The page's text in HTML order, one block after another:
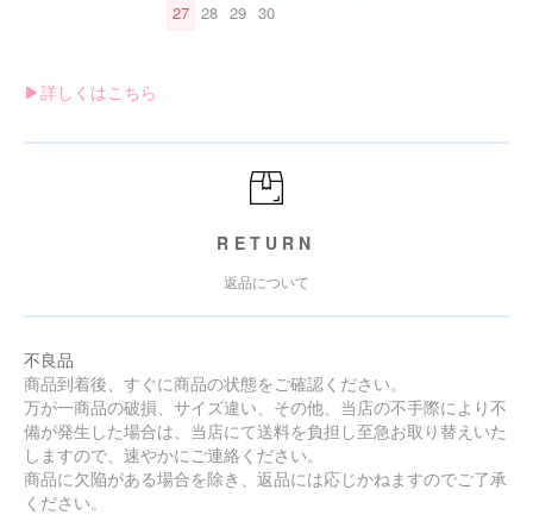
27 28 29 30
▶︎詳しくはこちら
RETURN
返品について
不良品
商品到着後、すぐに商品の状態をご確認ください。
万が一商品の破損、サイズ違い、その他、当店の不手際により不
備が発生した場合は、当店にて送料を負担し至急お取り替えいた
しますので、速やかにご連絡ください。
商品に欠陥がある場合を除き、返品には応じかねますのでご了承
ください。